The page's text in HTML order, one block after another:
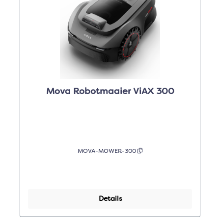
Mova Robotmaaier ViAX 300
MOVA-MOWER-300
Details